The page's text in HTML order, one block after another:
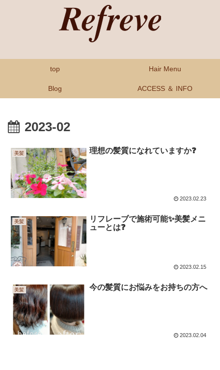
top Hair Menu
Blog ACCESS ＆ INFO
2023-02
美髪 理想の髪質になれていますか❓
2023.02.23
美髪
リフレーブで施術可能✨美髪メニ
ューとは❓
2023.02.15
美髪 今の髪質にお悩みをお持ちの方へ
2023.02.04